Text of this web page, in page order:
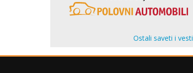
Ostali saveti i vesti